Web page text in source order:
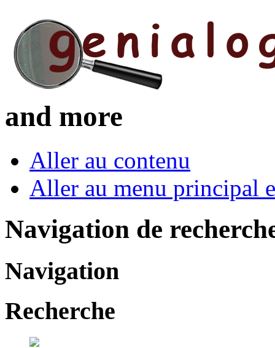
and more
Aller au contenu
Aller au menu principal
Navigation de
Navigation
Recherche